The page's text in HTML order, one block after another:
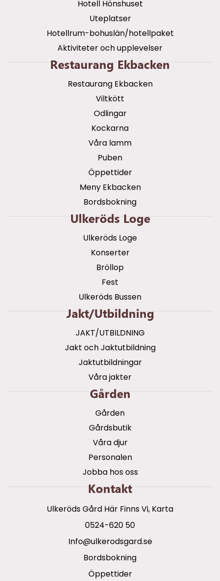
Hotell Hönshuset
Uteplatser
Hotellrum-bohuslän/hotellpaket
Aktiviteter och upplevelser
Restaurang Ekbacken
Restaurang Ekbacken
Viltkött
Odlingar
Kockarna
Våra lamm
Puben
Öppettider
Meny Ekbacken
Bordsbokning
Ulkeröds Loge
Ulkeröds Loge
Konserter
Bröllop
Fest
Ulkeröds Bussen
Jakt/utbildning
JAKT/UTBILDNING
Jakt och Jaktutbildning
Jaktutbildningar
Våra jakter
Gården
Gården
Gårdsbutik
Våra djur
Personalen
Jobba hos oss
Kontakt
Ulkeröds Gård Här Finns Vi, Karta
0524-620 50
info@ulkerodsgard.se
Bordsbokning
Öppettider